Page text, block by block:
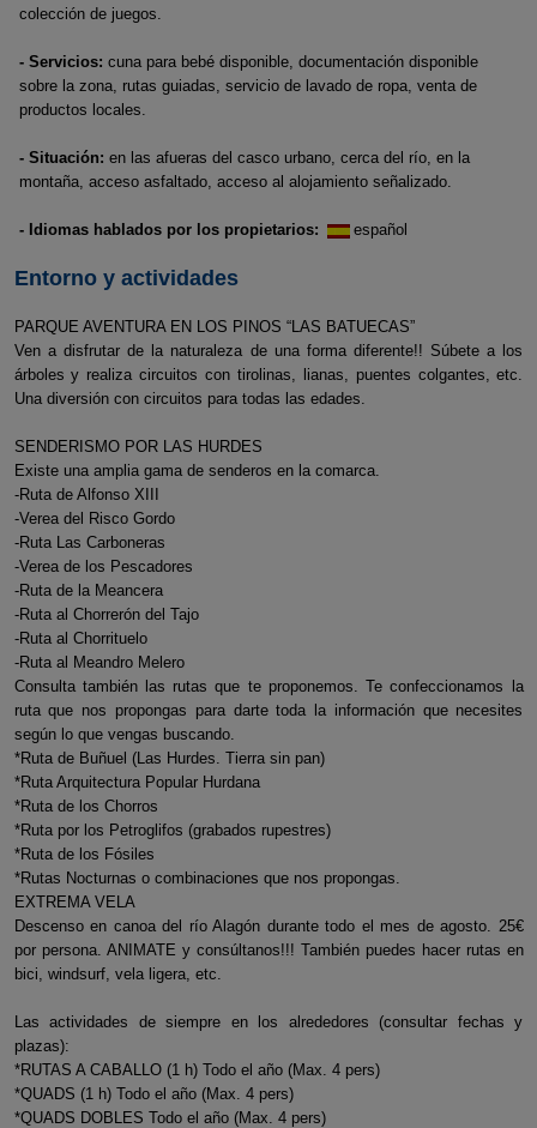
colección de juegos.
- Servicios: cuna para bebé disponible, documentación disponible
sobre la zona, rutas guiadas, servicio de lavado de ropa, venta de
productos locales.
- Situación: en las afueras del casco urbano, cerca del río, en la
montaña, acceso asfaltado, acceso al alojamiento señalizado.
- Idiomas hablados por los propietarios: español
Entorno y actividades
PARQUE AVENTURA EN LOS PINOS “LAS BATUECAS”
Ven a disfrutar de la naturaleza de una forma diferente!! Súbete a los
árboles y realiza circuitos con tirolinas, lianas, puentes colgantes, etc.
Una diversión con circuitos para todas las edades.
SENDERISMO POR LAS HURDES
Existe una amplia gama de senderos en la comarca.
-Ruta de Alfonso XIII
-Verea del Risco Gordo
-Ruta Las Carboneras
-Verea de los Pescadores
-Ruta de la Meancera
-Ruta al Chorrerón del Tajo
-Ruta al Chorrituelo
-Ruta al Meandro Melero
Consulta también las rutas que te proponemos. Te confeccionamos la
ruta que nos propongas para darte toda la información que necesites
según lo que vengas buscando.
*Ruta de Buñuel (Las Hurdes. Tierra sin pan)
*Ruta Arquitectura Popular Hurdana
*Ruta de los Chorros
*Ruta por los Petroglifos (grabados rupestres)
*Ruta de los Fósiles
*Rutas Nocturnas o combinaciones que nos propongas.
EXTREMA VELA
Descenso en canoa del río Alagón durante todo el mes de agosto. 25€
por persona. ANIMATE y consúltanos!!! También puedes hacer rutas en
bici, windsurf, vela ligera, etc.
Las actividades de siempre en los alrededores (consultar fechas y
plazas):
*RUTAS A CABALLO (1 h) Todo el año (Max. 4 pers)
*QUADS (1 h) Todo el año (Max. 4 pers)
*QUADS DOBLES Todo el año (Max. 4 pers)